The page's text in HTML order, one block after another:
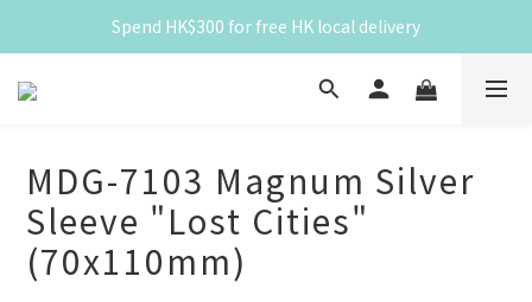
滿 HK$300 免香港本地運費
Spend HK$300 for free HK local delivery
滿 HK$300 免香港本地運費
MDG-7103 Magnum Silver
Sleeve "Lost Cities"
(70x110mm)